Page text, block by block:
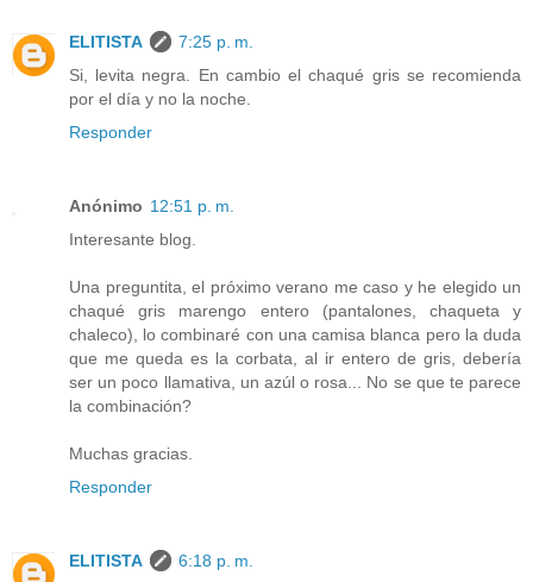
ELITISTA
7:25 p. m.
Si, levita negra. En cambio el chaqué gris se recomienda
por el día y no la noche.
Responder
Anónimo 12:51 p. m.
Interesante blog.
Una preguntita, el próximo verano me caso y he elegido un
chaqué gris marengo entero (pantalones, chaqueta y
chaleco), lo combinaré con una camisa blanca pero la duda
que me queda es la corbata, al ir entero de gris, debería
ser un poco llamativa, un azúl o rosa... No se que te parece
la combinación?
Muchas gracias.
Responder
ELITISTA
6:18 p. m.